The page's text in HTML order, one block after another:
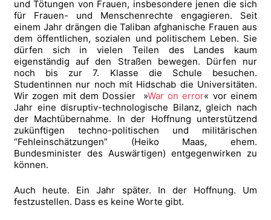
und Tötungen von Frauen, insbesondere jenen die sich
für Frauen- und Menschenrechte engagieren. Seit
einem Jahr drängen die Taliban afghanische Frauen aus
dem öffentlichen, sozialen und politischem Leben. Sie
dürfen sich in vielen Teilen des Landes kaum
eigenständig auf den Straßen bewegen. Dürfen nur
noch bis zur 7. Klasse die Schule besuchen.
Studentinnen nur noch mit Hidschab die Universitäten.
Wir zogen mit dem Dossier »War on error« vor einem
Jahr eine disruptiv-technologische Bilanz, gleich nach
der Machtübernahme. In der Hoffnung unterstützend
zukünftigen techno-politischen und militärischen
“Fehleinschätzungen” (Heiko Maas, ehem.
Bundesminister des Auswärtigen) entgegenwirken zu
können.
Auch heute. Ein Jahr später. In der Hoffnung. Um
festzustellen. Dass es keine Worte gibt.